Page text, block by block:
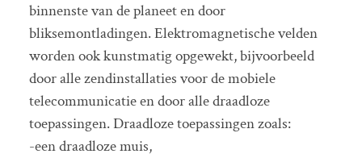
binnenste van de planeet en door
bliksemontladingen. Elektromagnetische velden
worden ook kunstmatig opgewekt, bijvoorbeeld
door alle zendinstallaties voor de mobiele
telecommunicatie en door alle draadloze
toepassingen. Draadloze toepassingen zoals:
-een draadloze muis,